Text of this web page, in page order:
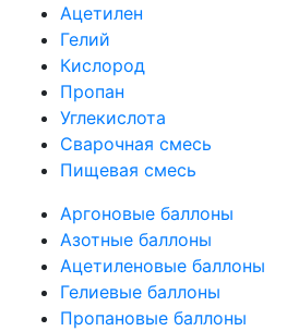
Ацетилен
Гелий
Кислород
Пропан
Углекислота
Сварочная смесь
Пищевая смесь
Аргоновые баллоны
Азотные баллоны
Ацетиленовые баллоны
Гелиевые баллоны
Пропановые баллоны